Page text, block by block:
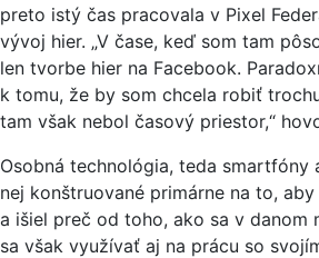
preto istý čas pracovala v Pixel
vývoj hier. „V čase, keď som tam
len tvorbe hier na Facebook.
k tomu, že by som chcela robiť
tam však nebol časový priestor,“
Osobná technológia, teda smartfóny
nej konštruované primárne na to,
a išiel preč od toho, ako sa v danom
sa však využívať aj na prácu so